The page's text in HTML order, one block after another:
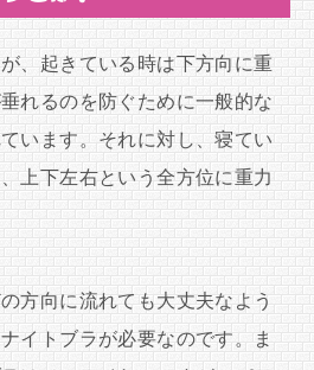
、起きている時は下方向に重
れるのを防ぐために一般的な
います。それに対し、寝てい
上下左右という全方位に重力
方向に流れても大丈夫なよう
イトブラが必要なのです。ま